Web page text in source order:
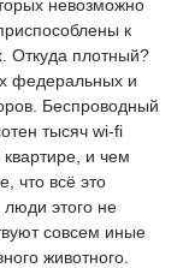
невозможно
к
Откуда плотный?
федеральных и
Беспроводный
тысяч wi-fi
и чем
что всё это
люди этого не
совсем иные
животного.